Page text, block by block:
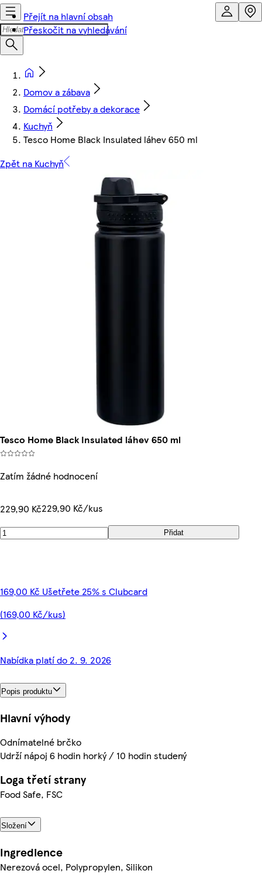
Přejít na hlavní obsah
Přeskočit na vyhledávání
Domov a zábava
Domácí potřeby a dekorace
Kuchyň
Tesco Home Black Insulated láhev 650 ml
Zpět na Kuchyň
Tesco Home Black Insulated láhev 650 ml
Zatím žádné hodnocení
229,90 Kč229,90 Kč/kus
Přidat
169,00 Kč Ušetřete 25% s Clubcard
(169,00 Kč/kus)
Nabídka platí do 2. 9. 2026
Popis produktu
Hlavní výhody
Odnímatelné brčko
Udrží nápoj 6 hodin horký / 10 hodin studený
Loga třetí strany
Food Safe, FSC
Složení
Ingredience
Nerezová ocel, Polypropylen, Silikon